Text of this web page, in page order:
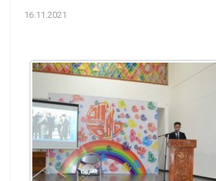
16.11.2021